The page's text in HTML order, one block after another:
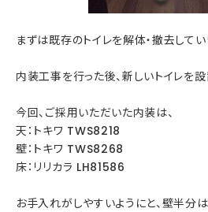
まずは既存のトイレを解体・撤去してい
内装工事を行った後、新しいトイレを設
今回、ご採用いただいた内装は、
天：トキワ TWS8218
壁：トキワ TWS8268
床：リリカラ LH81586
お手入れがしやすいようにと、壁半分